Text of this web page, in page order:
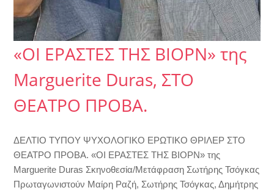
«ΟΙ ΕΡΑΣΤΕΣ ΤΗΣ ΒΙΟΡΝ» της
Marguerite Duras, ΣΤΟ
ΘΕΑΤΡΟ ΠΡΟΒΑ.
ΔΕΛΤΙΟ ΤΥΠΟΥ ΨΥΧΟΛΟΓΙΚΟ ΕΡΩΤΙΚΟ ΘΡΙΛΕΡ ΣΤΟ
ΘΕΑΤΡΟ ΠΡΟΒΑ. «ΟΙ ΕΡΑΣΤΕΣ ΤΗΣ ΒΙΟΡΝ» της
Marguerite Duras Σκηνοθεσία/Μετάφραση Σωτήρης Τσόγκας
Πρωταγωνιστούν Μαίρη Ραζή, Σωτήρης Τσόγκας, Δημήτρης